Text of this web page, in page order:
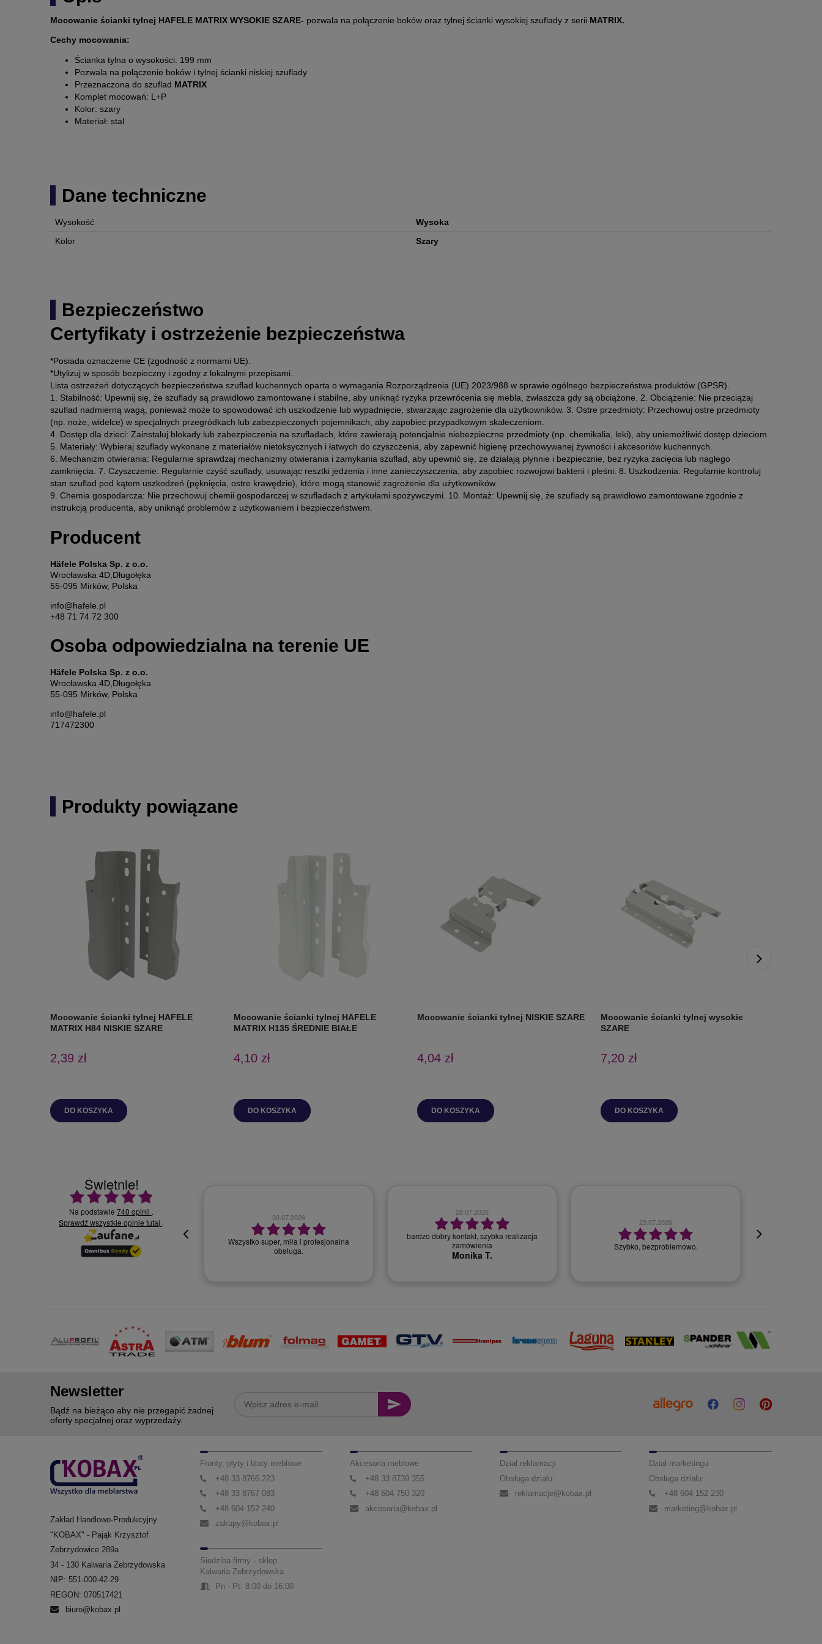
Mocowanie ścianki tylnej HAFELE MATRIX WYSOKIE SZARE- pozwala na połączenie boków oraz tylnej ścianki wysokiej szuflady z serii MATRIX.
Cechy mocowania:
Ścianka tylna o wysokości: 199 mm
Pozwala na połączenie boków i tylnej ścianki niskiej szuflady
Przeznaczona do szuflad MATRIX
Komplet mocowań: L+P
Kolor: szary
Materiał: stal
Dane techniczne
Wysokość
Wysoka
Kolor
Szary
Bezpieczeństwo
Certyfikaty i ostrzeżenie bezpieczeństwa
*Posiada oznaczenie CE (zgodność z normami UE).
*Utylizuj w sposób bezpieczny i zgodny z lokalnymi przepisami.
Lista ostrzeżeń dotyczących bezpieczeństwa szuflad kuchennych oparta o wymagania Rozporządzenia (UE) 2023/988 w sprawie ogólnego bezpieczeństwa produktów (GPSR).
1. Stabilność: Upewnij się, że szuflady są prawidłowo zamontowane i stabilne, aby uniknąć ryzyka przewrócenia się mebla, zwłaszcza gdy są obciążone. 2. Obciążenie: Nie przeciążaj
szuflad nadmierną wagą, ponieważ może to spowodować ich uszkodzenie lub wypadnięcie, stwarzając zagrożenie dla użytkowników. 3. Ostre przedmioty: Przechowuj ostre przedmioty
(np. noże, widelce) w specjalnych przegródkach lub zabezpieczonych pojemnikach, aby zapobiec przypadkowym skaleczeniom.
4. Dostęp dla dzieci: Zainstaluj blokady lub zabezpieczenia na szufladach, które zawierają potencjalnie niebezpieczne przedmioty (np. chemikalia, leki), aby uniemożliwić dostęp dzieciom.
5. Materiały: Wybieraj szuflady wykonane z materiałów nietoksycznych i łatwych do czyszczenia, aby zapewnić higienę przechowywanej żywności i akcesoriów kuchennych.
6. Mechanizm otwierania: Regularnie sprawdzaj mechanizmy otwierania i zamykania szuflad, aby upewnić się, że działają płynnie i bezpiecznie, bez ryzyka zacięcia lub nagłego
zamknięcia. 7. Czyszczenie: Regularnie czyść szuflady, usuwając resztki jedzenia i inne zanieczyszczenia, aby zapobiec rozwojowi bakterii i pleśni. 8. Uszkodzenia: Regularnie kontroluj
stan szuflad pod kątem uszkodzeń (pęknięcia, ostre krawędzie), które mogą stanowić zagrożenie dla użytkowników.
9. Chemia gospodarcza: Nie przechowuj chemii gospodarczej w szufladach z artykułami spożywczymi. 10. Montaż: Upewnij się, że szuflady są prawidłowo zamontowane zgodnie z
instrukcją producenta, aby uniknąć problemów z użytkowaniem i bezpieczeństwem.
Producent
Häfele Polska Sp. z o.o.
Wrocławska 4D,Długołęka
55-095 Mirków, Polska
info@hafele.pl
+48 71 74 72 300
Osoba odpowiedzialna na terenie UE
Häfele Polska Sp. z o.o.
Wrocławska 4D,Długołęka
55-095 Mirków, Polska
info@hafele.pl
717472300
Produkty powiązane
Mocowanie ścianki tylnej HAFELE
MATRIX H84 NISKIE SZARE
2,39 zł
DO KOSZYKA
Mocowanie ścianki tylnej HAFELE
MATRIX H135 ŚREDNIE BIAŁE
4,10 zł
DO KOSZYKA
Mocowanie ścianki tylnej NISKIE SZARE
4,04 zł
DO KOSZYKA
Mocowanie ścianki tylnej wysokie
SZARE
7,20 zł
DO KOSZYKA
Świetnie!
Ocena średnia 4.9 na 5
Na podstawie 740 opinii .
Sprawdź wszystkie opinie tutaj .
30.07.2026
oki
30.07.2026
Wszystko super, miła i profesjonalna
obsługa.
28.07.2026
bardzo dobry kontakt, szybka realizacja
zamówienia
Monika T.
23.07.2026
Szybko, bezproblemowo.
Newsletter
Bądź na bieżąco aby nie przegapić żadnej
oferty specjalnej oraz wyprzedaży.
Zakład Handlowo-Produkcyjny
"KOBAX" - Pająk Krzysztof
Zebrzydowice 289a
34 - 130 Kalwaria Zebrzydowska
NIP: 551-000-42-29
REGON: 070517421
biuro@kobax.pl
Fronty, płyty i blaty meblowe
+48 33 8766 223
+48 33 8767 083
+48 604 152 240
zakupy@kobax.pl
Siedziba firmy - sklep
Kalwaria Zebrzydowska
Pn - Pt: 8:00 do 16:00
Akcesoria meblowe
+48 33 8739 355
+48 604 750 320
akcesoria@kobax.pl
Dział reklamacji
Obsługa działu:
reklamacje@kobax.pl
Dział marketingu
Obsługa działu:
+48 604 152 230
marketing@kobax.pl